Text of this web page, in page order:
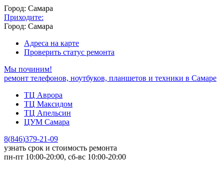
Город: Самара
Приходите:
Город: Самара
Адреса на карте
Проверить статус ремонта
Мы починим!
ремонт телефонов, ноутбуков, планшетов и техники в Самаре
ТЦ Аврора
ТЦ Максидом
ТЦ Апельсин
ЦУМ Самара
8(846)379-21-09
узнать срок и стоимость ремонта
пн-пт 10:00-20:00, сб-вс 10:00-20:00